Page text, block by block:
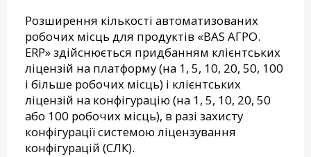
Розширення кількості автоматизованих
робочих місць для продуктів «BAS АГРО.
ERP» здійснюється придбанням клієнтських
ліцензій на платформу (на 1, 5, 10, 20, 50, 100
і більше робочих місць) і клієнтських
ліцензій на конфігурацію (на 1, 5, 10, 20, 50
або 100 робочих місць), в разі захисту
конфігурації системою ліцензування
конфігурацій (СЛК).